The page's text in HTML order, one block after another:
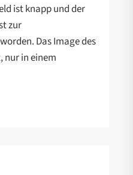
ist knapp und der
zur
Das Image des
nur in einem